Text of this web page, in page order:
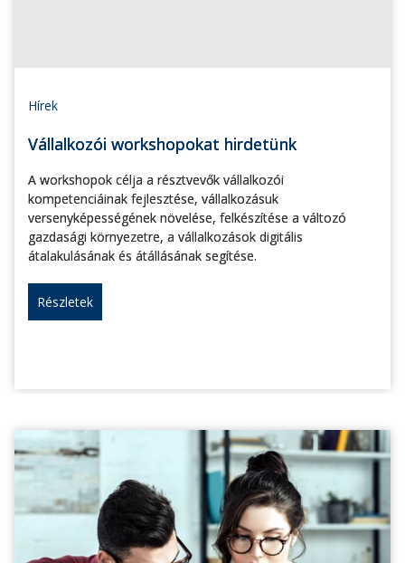
Hírek
Vállalkozói workshopokat hirdetünk
A workshopok célja a résztvevők vállalkozói
kompetenciáinak fejlesztése, vállalkozásuk
versenyképességének növelése, felkészítése a változó
gazdasági környezetre, a vállalkozások digitális
átalakulásának és átállásának segítése.
Részletek